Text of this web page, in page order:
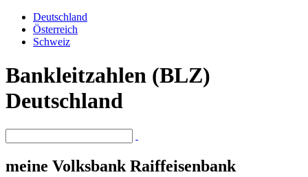
Deutschland
Österreich
Schweiz
Bankleitzahlen (BLZ)
Deutschland
meine Volksbank Raiffeisenbank